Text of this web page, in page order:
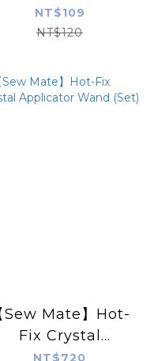
NT$109
NT$120
Sew Mate】Hot-
Fix Crystal
Applicator Wand